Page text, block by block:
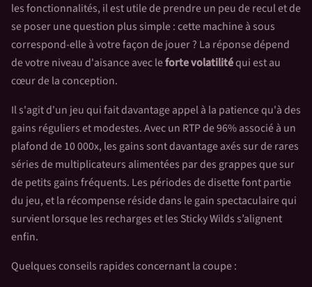
les fonctionnalités, il est utile de prendre un peu de recul et de
se poser une question plus simple : cette machine à sous
correspond-elle à votre façon de jouer ? La réponse dépend
de votre niveau d'aisance avec leforte volatilitéqui est au
cœur de la conception.
Il s'agit d'un jeu qui fait davantage appel à la patience qu'à des
gains réguliers et modestes. Avec un RTP de 96% associé à un
plafond de 10 000x, les gains sont davantage axés sur de rares
séries de multiplicateurs alimentées par des grappes que sur
de petits gains fréquents. Les périodes de disette font partie
du jeu, et la récompense réside dans le gain spectaculaire qui
survient lorsque les recharges et les Sticky Wilds s’alignent
enfin.
Quelques conseils rapides concernant la coupe :